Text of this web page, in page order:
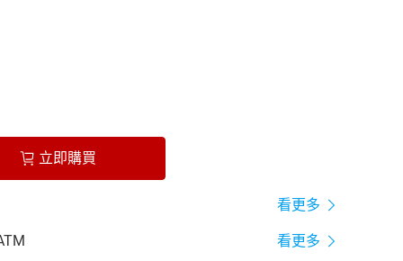
立即購買
看更多
看更多